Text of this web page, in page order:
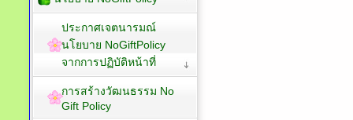
ประกาศเจตนารมณ์
นโยบาย NoGiftPolicy
จากการปฏิบัติหน้าที่
การสร้างวัฒนธรรม No
Gift Policy